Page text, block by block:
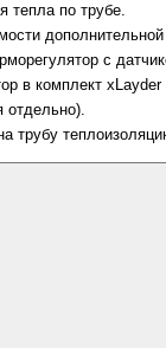
тепла по трубе.
с
в комплект
отдельно).
трубу